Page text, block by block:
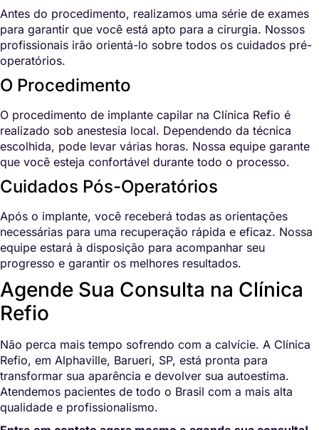
Antes do procedimento, realizamos uma série de exames
para garantir que você está apto para a cirurgia. Nossos
profissionais irão orientá-lo sobre todos os cuidados pré-
operatórios.
O Procedimento
O procedimento de implante capilar na Clínica Refio é
realizado sob anestesia local. Dependendo da técnica
escolhida, pode levar várias horas. Nossa equipe garante
que você esteja confortável durante todo o processo.
Cuidados Pós-Operatórios
Após o implante, você receberá todas as orientações
necessárias para uma recuperação rápida e eficaz. Nossa
equipe estará à disposição para acompanhar seu
progresso e garantir os melhores resultados.
Agende Sua Consulta na Clínica
Refio
Não perca mais tempo sofrendo com a calvície. A Clínica
Refio, em Alphaville, Barueri, SP, está pronta para
transformar sua aparência e devolver sua autoestima.
Atendemos pacientes de todo o Brasil com a mais alta
qualidade e profissionalismo.